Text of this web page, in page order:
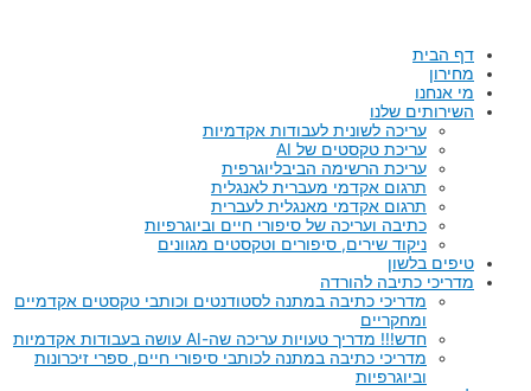
דף הבית
מחירון
מי אנחנו
השירותים שלנו
עריכה לשונית לעבודות אקדמיות
עריכת טקסטים של AI
עריכת הרשימה הביבליוגרפית
תרגום אקדמי מעברית לאנגלית
תרגום אקדמי מאנגלית לעברית
כתיבה ועריכה של סיפורי חיים וביוגרפיות
ניקוד שירים, סיפורים וטקסטים מגוונים
טיפים בלשון
מדריכי כתיבה להורדה
מדריכי כתיבה במתנה לסטודנטים וכותבי טקסטים אקדמיים
ומחקריים
חדש!!! מדריך טעויות עריכה שה-AI עושה בעבודות אקדמיות
מדריכי כתיבה במתנה לכותבי סיפורי חיים, ספרי זיכרונות
וביוגרפיות